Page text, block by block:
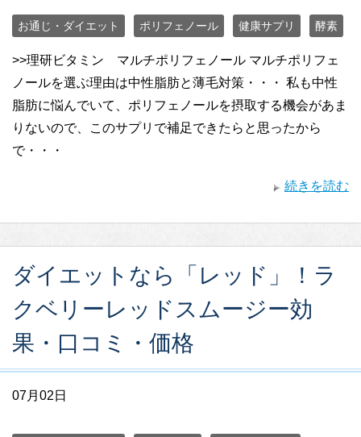
お通じ・ダイエット ポリフェノール 健康サプリ 酵素
>>理研ビタミン マルチポリフェノール マルチポリフェ
ノールを選ぶ理由は中性脂肪と薄毛対策・・・ 私も中性
脂肪に悩んでいて、ポリフェノールを摂取する機会があま
りないので、このサプリで補足できたらと思ったから
で・・・
続きを読む
ダイエットなら「レッド」！ラ
クベリーレッドスムージー効
果・口コミ・価格
07月02日